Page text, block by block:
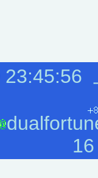
23:45:56